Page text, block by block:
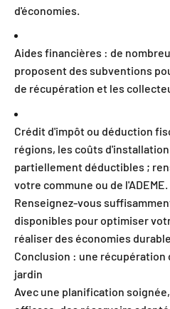
d'économies.
Aides financières : de
proposent des subventions
de récupération et les
Crédit d'impôt ou déduction
régions, les coûts
partiellement déductibles ;
votre commune ou de l'ADEME.
Renseignez-vous
disponibles pour optimiser
réaliser des économies
Conclusion : une récupération
jardin
Avec une planification